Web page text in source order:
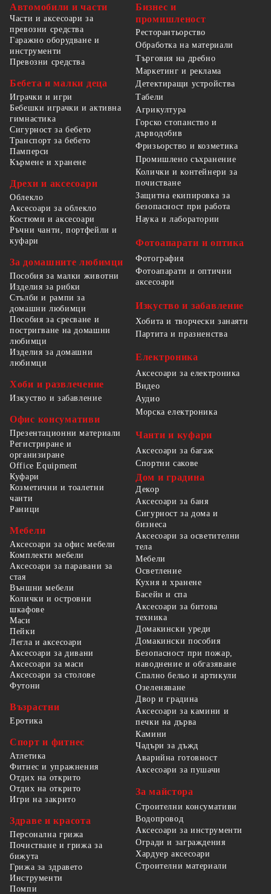
Автомобили и части
Части и аксесоари за
превозни средства
Гаражно оборудване и
инструменти
Превозни средства
Бебета и малки деца
Играчки и игри
Бебешки играчки и активна
гимнастика
Сигурност за бебето
Транспорт за бебето
Памперси
Кърмене и хранене
Дрехи и аксесоари
Облекло
Аксесоари за облекло
Костюми и аксесоари
Ръчни чанти, портфейли и
куфари
За домашните любимци
Пособия за малки животни
Изделия за рибки
Стълби и рампи за
домашни любимци
Пособия за сресване и
постригване на домашни
любимци
Изделия за домашни
любимци
Хоби и развлечение
Изкуство и забавление
Офис консумативи
Презентационни материали
Регистриране и
организиране
Office Equipment
Бизнес и
промишленост
Ресторантьорство
Обработка на материали
Търговия на дребно
Маркетинг и реклама
Детектиращи устройства
Табели
Агрикултура
Горско стопанство и
дърводобив
Фризьорство и козметика
Промишлено съхранение
Колички и контейнери за
почистване
Защитна екипировка за
безопасност при работа
Наука и лаборатории
Фотоапарати и оптика
Фотография
Фотоапарати и оптични
аксесоари
Изкуство и забавление
Хобита и творчески занаяти
Партита и празненства
Електроника
Аксесоари за електроника
Видео
Аудио
Морска електроника
Чанти и куфари
Аксесоари за багаж
Спортни сакове
Куфари
Козметични и тоалетни
чанти
Раници
Мебели
Аксесоари за офис мебели
Комплекти мебели
Аксесоари за паравани за
стая
Външни мебели
Колички и островни
шкафове
Маси
Пейки
Легла и аксесоари
Аксесоари за дивани
Аксесоари за маси
Аксесоари за столове
Футони
Възрастни
Еротика
Спорт и фитнес
Атлетика
Фитнес и упражнения
Отдих на открито
Отдих на открито
Игри на закрито
Здраве и красота
Персонална грижа
Почистване и грижа за
бижута
Грижа за здравето
Дом и градина
Декор
Аксесоари за баня
Сигурност за дома и
бизнеса
Аксесоари за осветителни
тела
Мебели
Осветление
Кухня и хранене
Басейн и спа
Аксесоари за битова
техника
Домакински уреди
Домакински пособия
Безопасност при пожар,
наводнение и обгазяване
Спално бельо и артикули
Озеленяване
Двор и градина
Аксесоари за камини и
печки на дърва
Камини
Чадъри за дъжд
Аварийна готовност
Аксесоари за пушачи
За майстора
Строителни консумативи
Водопровод
Аксесоари за инструменти
Огради и заграждения
Хардуер аксесоари
Строителни материали
Инструменти
Помпи